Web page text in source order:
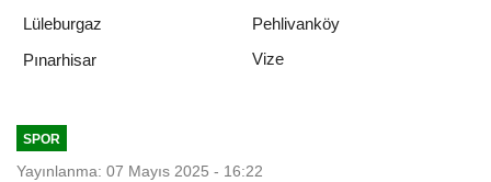
Lüleburgaz
Pehlivanköy
Pınarhisar
Vize
SPOR
Yayınlanma: 07 Mayıs 2025 - 16:22